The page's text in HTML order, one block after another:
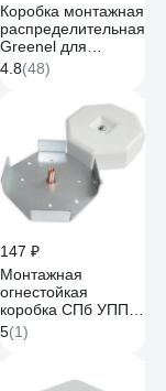
Коробка монтажная
распределительная
Greenel для
наружной
установки,
КОРИЧНЕВАЯ
4.8(48)
147 ₽
Монтажная
огнестойкая
коробка СПб УПП-5
КМО А-IP41
999114397
5(1)